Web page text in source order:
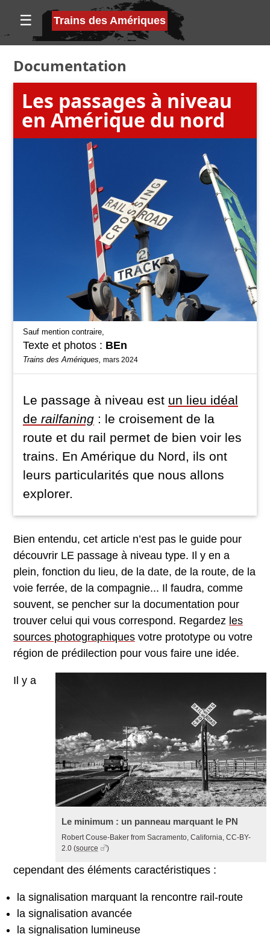
☰ Trains des Amériques
Documentation
Les passages à niveau
en Amérique du nord
Sauf mention contraire,
Texte et photos : BEn
Trains des Amériques, mars 2024
Le passage à niveau est un lieu idéal
de railfaning : le croisement de la
route et du rail permet de bien voir les
trains. En Amérique du Nord, ils ont
leurs particularités que nous allons
explorer.
Bien entendu, cet article n’est pas le guide pour
découvrir LE passage à niveau type. Il y en a
plein, fonction du lieu, de la date, de la route, de la
voie ferrée, de la compagnie... Il faudra, comme
souvent, se pencher sur la documentation pour
trouver celui qui vous correspond. Regardez les
sources photographiques votre prototype ou votre
région de prédilection pour vous faire une idée.
Le minimum : un panneau marquant le PN
Robert Couse-Baker from Sacramento, California, CC-BY-
2.0 (source )
Il y a
cependant des éléments caractéristiques :
la signalisation marquant la rencontre rail-route
la signalisation avancée
la signalisation lumineuse